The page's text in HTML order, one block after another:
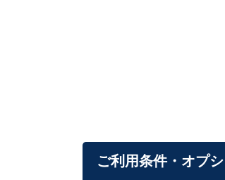
ご利用条件・オプ